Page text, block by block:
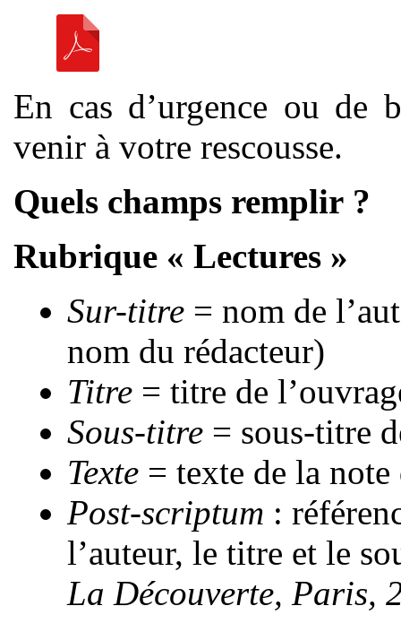
En cas d’urgence ou de
venir à votre rescousse.
Quels champs remplir ?
Rubrique « Lectures »
Sur-titre = nom de
nom du rédacteur)
Titre = titre de
Sous-titre = sous-titre
Texte = texte de la note
Post-scriptum :
l’auteur, le titre et le
La Découverte, Paris,